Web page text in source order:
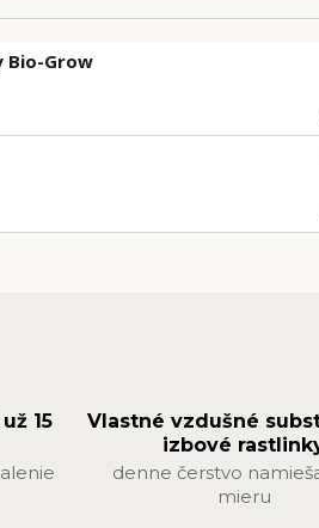
Bio-Grow
15
Vlastné vzdušné
izbové
denne čerstvo
mieru